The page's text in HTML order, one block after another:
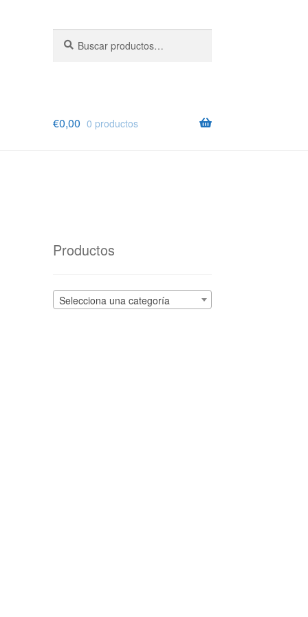
por:
€0,00 0 productos
Productos
Selecciona una categoría